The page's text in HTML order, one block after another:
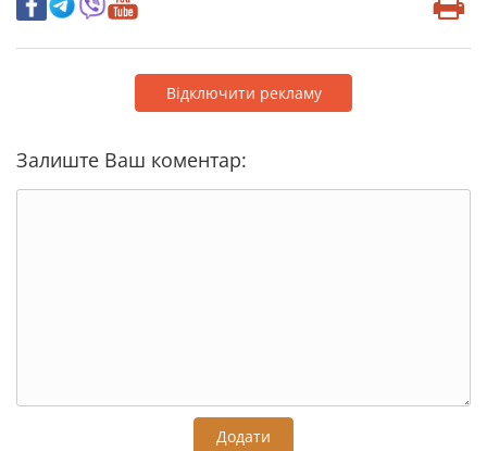
Відключити рекламу
Залиште Ваш коментар:
Додати